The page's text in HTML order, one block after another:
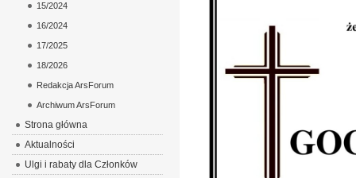
15/2024
16/2024
17/2025
18/2026
Redakcja ArsForum
Archiwum ArsForum
Strona główna
Aktualności
Ulgi i rabaty dla Członków